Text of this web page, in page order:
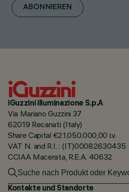
ABONNIEREN
iGuzzini illuminazione S.p.A
Via Mariano Guzzini 37
62019 Recanati (Italy)
Share Capital €21.050.000,00 i.v.
VAT N. and R.I. : (IT)00082630435
CCIAA Macerata, R.E.A. 40632
Kontakte und Standorte